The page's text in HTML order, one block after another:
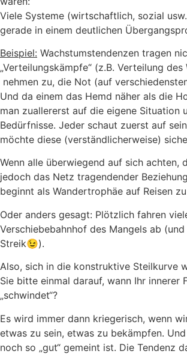
Viele Systeme (wirtschaftlich, sozial
gerade in einem deutlichen
Beispiel: Wachstumstendenzen tragen
„Verteilungskämpfe“ (z.B. Verteilung des
nehmen zu, die Not (auf
Und da einem das Hemd näher als die
man zuallererst auf die eigene Situation
Bedürfnisse. Jeder schaut zuerst auf
möchte diese (verständlicherweise)
Wenn alle überwiegend auf sich achten,
jedoch das Netz tragendender
beginnt als Wandertrophäe auf Reisen
Oder anders gesagt: Plötzlich fahren
Verschiebebahnhof des Mangels ab
Streik😉).
Also, sich in die konstruktive Steilkurve
Sie bitte einmal darauf, wann Ihr innerer
„schwindet“?
Es wird immer dann kriegerisch, wenn
etwas zu sein, etwas zu bekämpfen.
noch so „gut“ gemeint ist. Die Tendenz